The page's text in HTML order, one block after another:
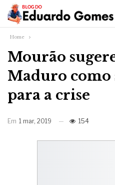
Home
Mourão
Maduro como
para a crise
Em 1 mar, 2019 154